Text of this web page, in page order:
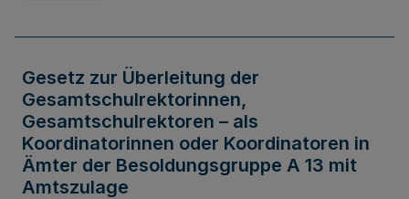
Gesetz zur Überleitung der
Gesamtschulrektorinnen,
Gesamtschulrektoren – als
Koordinatorinnen oder Koordinatoren in
Ämter der Besoldungsgruppe A 13 mit
Amtszulage